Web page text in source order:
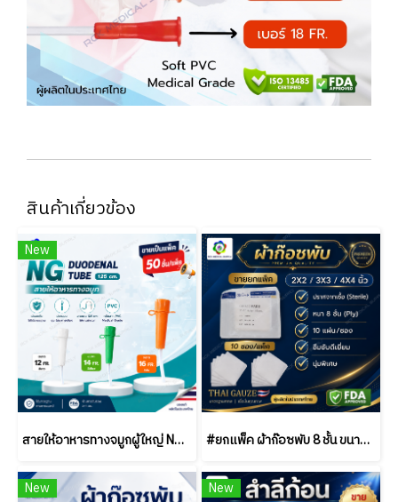
สินค้าเกี่ยวข้อง
New
สายให้อาหารทางจมูกผู้ใหญ่ NG Duodenal Tube 125 ซม. เบอร์ 12/14/16 | Medical Grade PVC | ขายยกแพ็ค (50 ชิ้น) #ยกแพ็ค ผ้าก๊อซพับ 8 ชั้น ขนาด 2x2 / 3x3 / 4x4 นิ้ว (10 ซอง/แพ็ค) ชนิดสเตอร์ไรด์ THAI GAUZE
New New